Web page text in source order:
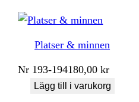
Platser & minnen
Nr 193-194180,00kr
Lägg till i varukorg